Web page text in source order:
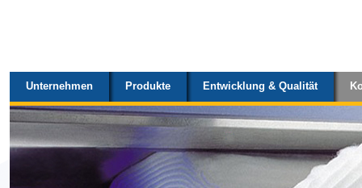
Inhalt
|
Direkt
Unternehmen Produkte Entwicklung & Qualität